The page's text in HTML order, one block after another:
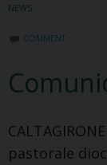
NEWS
COMMENT
pastorale